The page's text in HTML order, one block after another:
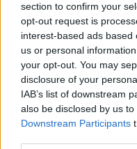
section to confirm your
opt-out request is
interest-based ads
us or personal
your opt-out. You may
disclosure of your
IAB’s list of downstream
also be disclosed by us
Downstream Participants
ΜΠΕΙΤΕ ΣΤΗ